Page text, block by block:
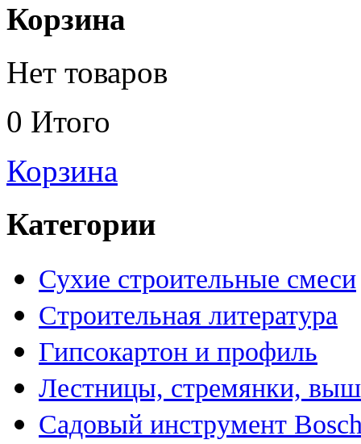
Корзина
Нет товаров
0 Итого
Корзина
Категории
Сухие строительные смеси
Строительная литература
Гипсокартон и профиль
Лестницы, стремянки,
Садовый инструмент